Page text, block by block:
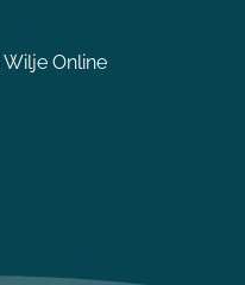
Wilje Online